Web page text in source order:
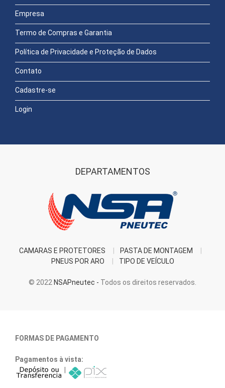
Empresa
Termo de Compras e Garantia
Política de Privacidade e Proteção de Dados
Contato
Cadastre-se
Login
DEPARTAMENTOS
CAMARAS E PROTETORES
PASTA DE MONTAGEM
PNEUS POR ARO
TIPO DE VEÍCULO
© 2022 NSAPneutec - Todos os direitos reservados.
FORMAS DE PAGAMENTO
Pagamentos à vista: